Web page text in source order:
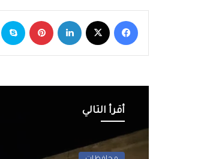
فيسبوك لينكدإن بينتيريست
أقرأ التالي